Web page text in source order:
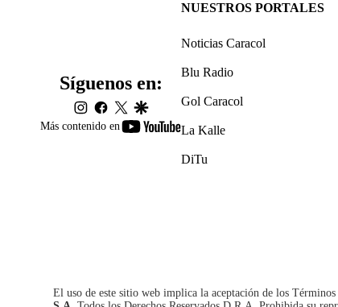
Más contenido en
youtube-
Síguenos en:
instagram
facebook
twittergoogle
NUESTROS PORTALES
Noticias Caracol
Blu Radio
Gol Caracol
La Kalle
DiTu
El uso de este sitio web implica la aceptación de los Términos